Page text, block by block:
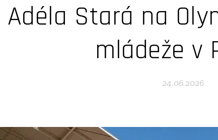
Adéla Stará na
mládeže v
24.06.2026